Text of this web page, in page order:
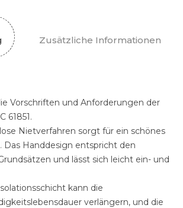
Zusätzliche Informationen
Vorschriften und Anforderungen der
61851.
Nietverfahren sorgt für ein schönes
Das Handdesign entspricht den
und lässt sich leicht ein- und
kann die
verlängern, und die